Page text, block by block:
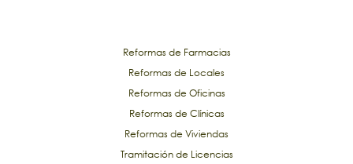
Reformas de Farmacias
Reformas de Locales
Reformas de Oficinas
Reformas de Clínicas
Reformas de Viviendas
Tramitación de Licencias